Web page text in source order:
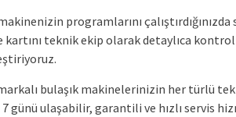
programlarını
kartını teknik ekip olarak detaylıca
bulaşık makinelerinizin her türlü
7 günü ulaşabilir, garantili ve hızlı servis